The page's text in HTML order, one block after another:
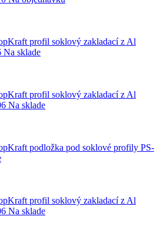
profil soklový zakladací z Al
Na sklade
profil soklový zakladací z Al
Na sklade
podložka pod soklové profily PS-
profil soklový zakladací z Al
Na sklade